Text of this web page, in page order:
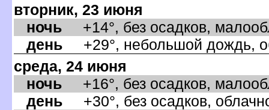
торник, 23 июня
ночь +14°, без осадков,
день +29°, небольшой дождь,
среда, 24 июня
ночь +16°, без осадков,
день +30°, без осадков,